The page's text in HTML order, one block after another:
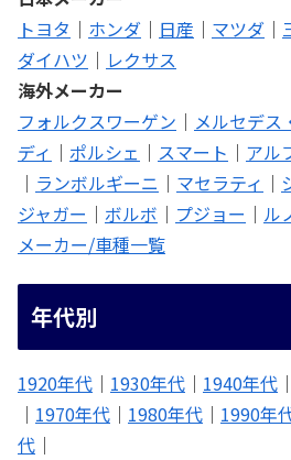
トヨタ ｜ ホンダ ｜ 日産 ｜ マツダ ｜
ダイハツ ｜ レクサス
海外メーカー
フォルクスワーゲン ｜ メルセデス
ディ ｜ ポルシェ ｜ スマート ｜ アル
｜ ランボルギーニ ｜ マセラティ ｜
ジャガー ｜ ボルボ ｜ プジョー ｜ ル
メーカー/車種一覧
年代別
1920年代 ｜ 1930年代 ｜ 1940年代 ｜
｜ 1970年代 ｜ 1980年代 ｜ 1990年
代 ｜